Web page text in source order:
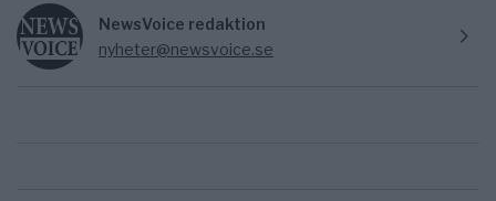
NewsVoice redaktion
nyheter@newsvoice.se